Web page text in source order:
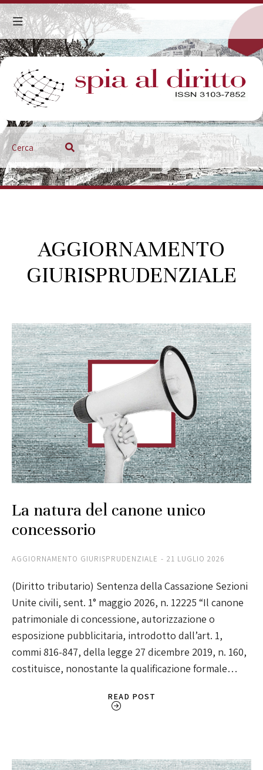
AGGIORNAMENTO
GIURISPRUDENZIALE
La natura del canone unico
concessorio
AGGIORNAMENTO GIURISPRUDENZIALE 21 LUGLIO 2026
(Diritto tributario) Sentenza della Cassazione Sezioni
Unite civili, sent. 1° maggio 2026, n. 12225 “Il canone
patrimoniale di concessione, autorizzazione o
esposizione pubblicitaria, introdotto dall’art. 1,
commi 816-847, della legge 27 dicembre 2019, n. 160,
costituisce, nonostante la qualificazione formale…
READ POST